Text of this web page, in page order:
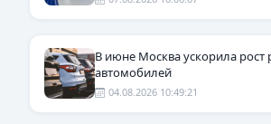
В июне Москва ускорила
автомобилей
04.08.2026 10:49:21